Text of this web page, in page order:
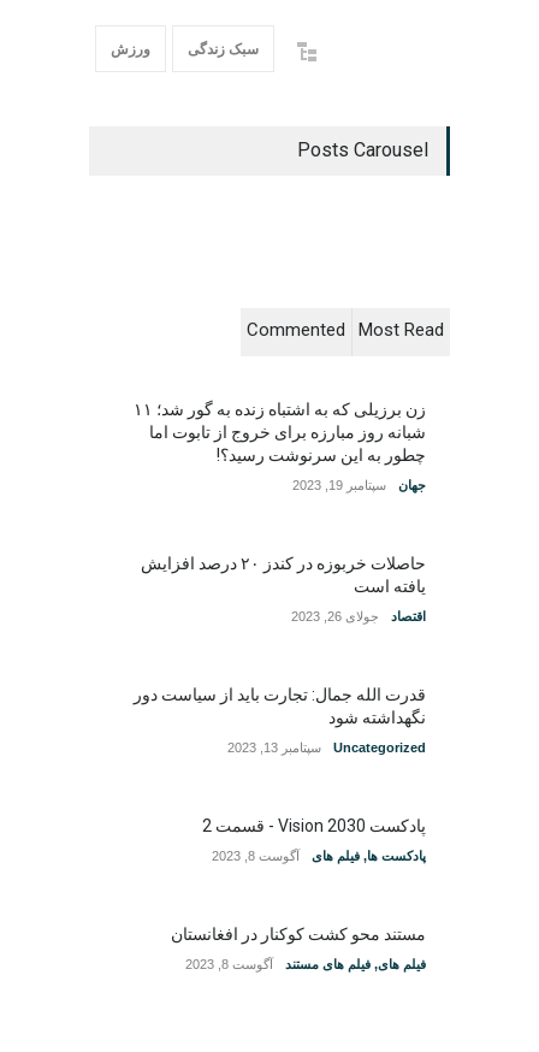
سبک زندگی ورزش
Posts Carousel
Most Read
Commented
زن برزیلی که به اشتباه زنده به گور شد؛ ۱۱
شبانه روز مبارزه برای خروج از تابوت اما
چطور به این سرنوشت رسید؟!
جهان سپتامبر 19, 2023
حاصلات خربوزه در کندز ۲۰ درصد افزایش
یافته است
اقتصاد جولای 26, 2023
قدرت الله جمال: تجارت باید از سیاست دور
نگهداشته شود
Uncategorized سپتامبر 13, 2023
پادکست Vision 2030 - قسمت 2
پادکست ها, فیلم های آگوست 8, 2023
مستند محو کشت کوکنار در افغانستان
فیلم های, فیلم های مستند آگوست 8, 2023